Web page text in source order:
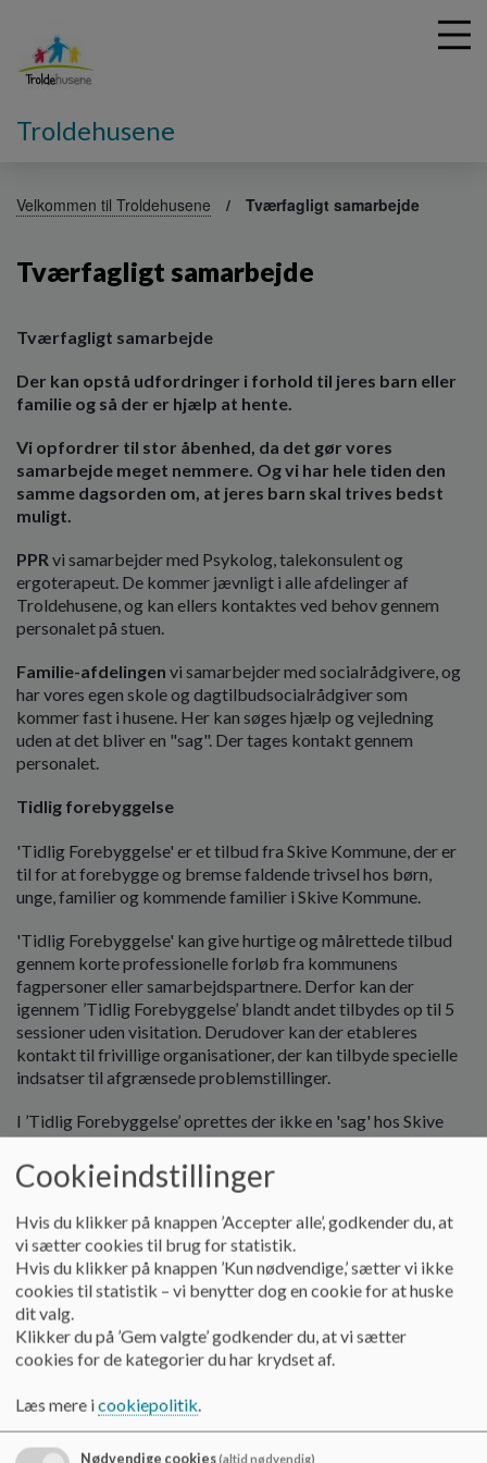
Troldehusene
Velkommen til Troldehusene Tværfagligt samarbejde
Tværfagligt samarbejde
Tværfagligt samarbejde
Der kan opstå udfordringer i forhold til jeres barn eller
familie og så der er hjælp at hente.
Vi opfordrer til stor åbenhed, da det gør vores
samarbejde meget nemmere. Og vi har hele tiden den
samme dagsorden om, at jeres barn skal trives bedst
muligt.
PPR vi samarbejder med Psykolog, talekonsulent og
ergoterapeut. De kommer jævnligt i alle afdelinger af
Troldehusene, og kan ellers kontaktes ved behov gennem
personalet på stuen.
Familie-afdelingen vi samarbejder med socialrådgivere, og
har vores egen skole og dagtilbudsocialrådgiver som
kommer fast i husene. Her kan søges hjælp og vejledning
uden at det bliver en "sag". Der tages kontakt gennem
personalet.
Tidlig forebyggelse
'Tidlig Forebyggelse' er et tilbud fra Skive Kommune, der er
til for at forebygge og bremse faldende trivsel hos børn,
unge, familier og kommende familier i Skive Kommune.
'Tidlig Forebyggelse' kan give hurtige og målrettede tilbud
gennem korte professionelle forløb fra kommunens
fagpersoner eller samarbejdspartnere. Derfor kan der
igennem ’Tidlig Forebyggelse’ blandt andet tilbydes op til 5
sessioner uden visitation. Derudover kan der etableres
kontakt til frivillige organisationer, der kan tilbyde specielle
indsatser til afgrænsede problemstillinger.
I ’Tidlig Forebyggelse’ oprettes der ikke en 'sag' hos Skive
Kommune.
Du kan læse mere og finde folder om Tidlig Forebyggelse på
Skive Kommunes hjemmeside:
https://skive.dk/borger/boern-unge-og-
familie/hjaelp-til-boern-unge-og-familier/tidlig-
forebyggelse/
Sprogvurdering
I Skive Kommune bliver alle børn sprogvurderet som 3 årige
Sprogvurdering på de forskellige alderstrin, kan bl.a. være
pædagogens redskab til at styrke det enkelte barns
Cookieindstillinger
Hvis du klikker på knappen ’Accepter alle’, godkender du, at
vi sætter cookies til brug for statistik.
Hvis du klikker på knappen ’Kun nødvendige,’ sætter vi ikke
cookies til statistik – vi benytter dog en cookie for at huske
dit valg.
Klikker du på ’Gem valgte’ godkender du, at vi sætter
cookies for de kategorier du har krydset af.
Læs mere icookiepolitik.
Nødvendige cookies(altid nødvendig)